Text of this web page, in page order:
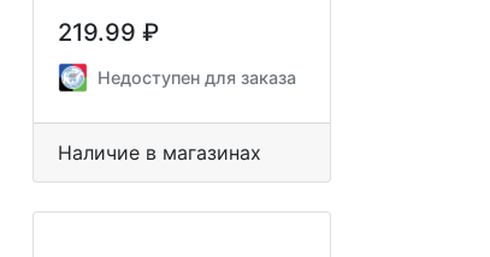
(ГКМ09-17)
219.99 ₽
Недоступен для заказа
Наличие в магазинах